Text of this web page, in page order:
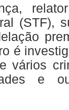
(STF),
é
vários
e